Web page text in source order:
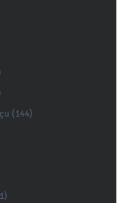
(144)